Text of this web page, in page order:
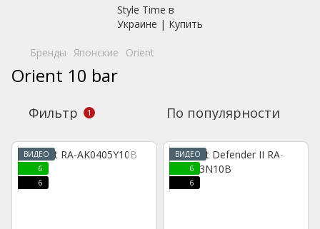
Бренды Японские Orient
Orient 10 bar
Фильтр 1 По популярности
ВИДЕО
6
6
ВИДЕО
6
6